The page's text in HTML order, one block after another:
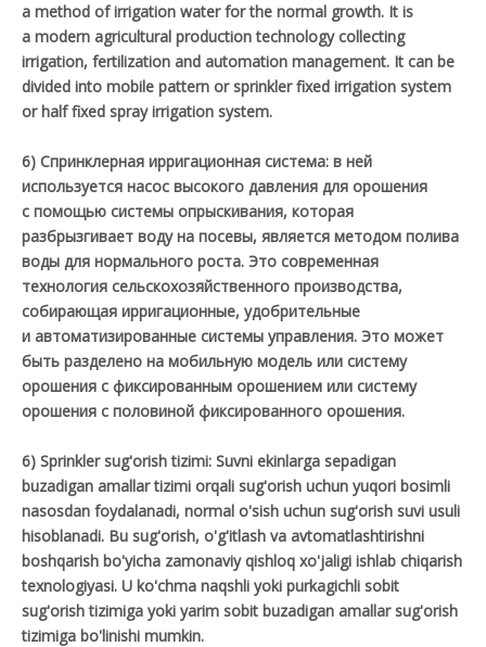
a method of irrigation water for the normal growth. It is
a modern agricultural production technology collecting
irrigation, fertilization and automation management. It can be
divided into mobile pattern or sprinkler fixed irrigation system
or half fixed spray irrigation system.
6) Спринклерная ирригационная система: в ней
используется насос высокого давления для орошения
с помощью системы опрыскивания, которая
разбрызгивает воду на посевы, является методом полива
воды для нормального роста. Это современная
технология сельскохозяйственного производства,
собирающая ирригационные, удобрительные
и автоматизированные системы управления. Это может
быть разделено на мобильную модель или систему
орошения с фиксированным орошением или систему
орошения с половиной фиксированного орошения.
6) Sprinkler sug'orish tizimi: Suvni ekinlarga sepadigan
buzadigan amallar tizimi orqali sug'orish uchun yuqori bosimli
nasosdan foydalanadi, normal o'sish uchun sug'orish suvi usuli
hisoblanadi. Bu sug'orish, o'g'itlash va avtomatlashtirishni
boshqarish bo'yicha zamonaviy qishloq xo'jaligi ishlab chiqarish
texnologiyasi. U ko'chma naqshli yoki purkagichli sobit
sug'orish tizimiga yoki yarim sobit buzadigan amallar sug'orish
tizimiga bo'linishi mumkin.